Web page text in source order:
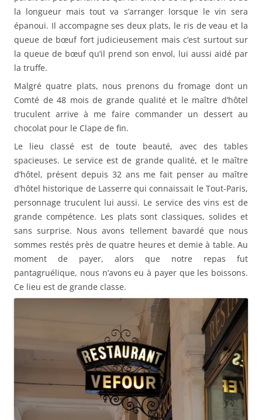
la longueur mais tout va s’arranger lorsque le vin sera
épanoui. Il accompagne ses deux plats, le ris de veau et la
queue de bœuf fort judicieusement mais c’est surtout sur
la queue de bœuf qu’il prend son envol, lui aussi aidé par
la truffe.
Malgré quatre plats, nous prenons du fromage dont un
Comté de 48 mois de grande qualité et le maître d’hôtel
truculent arrive à me faire commander un dessert au
chocolat pour le Clape de fin.
Le lieu classé est de toute beauté, avec des tables
spacieuses. Le service est de grande qualité, et le maître
d’hôtel, présent depuis 32 ans me fait penser au maître
d’hôtel historique de Lasserre qui connaissait le Tout-Paris,
personnage truculent lui aussi. Le service des vins est de
grande compétence. Les plats sont classiques, solides et
sans surprise. Nous avons tellement bavardé que nous
sommes restés près de quatre heures et demie à table. Au
moment de payer, alors que notre repas fut
pantagruélique, nous n’avons eu à payer que les boissons.
Ce lieu est de grande classe.